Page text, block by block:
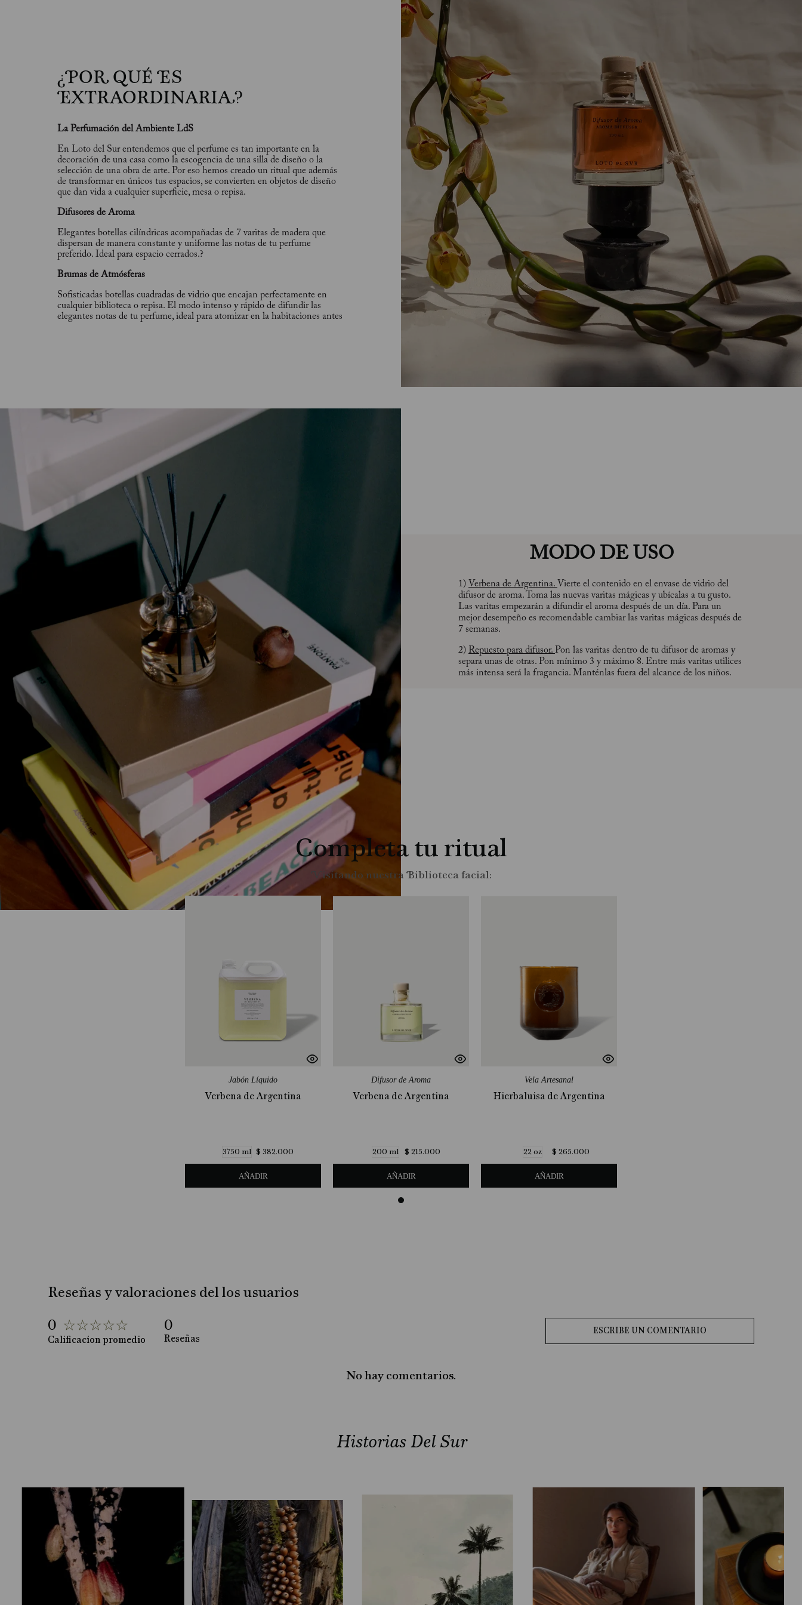
¿POR QUÉ ES
EXTRAORDINARIA?
La Perfumación del Ambiente LdS
En Loto del Sur entendemos que el perfume es tan importante en la
decoración de una casa como la escogencia de una silla de diseño o la
selección de una obra de arte. Por eso hemos creado un ritual que además
de transformar en únicos tus espacios, se convierten en objetos de diseño
que dan vida a cualquier superficie, mesa o repisa.
Difusores de Aroma
Elegantes botellas cilíndricas acompañadas de 7 varitas de madera que
dispersan de manera constante y uniforme las notas de tu perfume
preferido. Ideal para espacio cerrados.?
Brumas de Atmósferas
Sofisticadas botellas cuadradas de vidrio que encajan perfectamente en
cualquier biblioteca o repisa. El modo intenso y rápido de difundir las
elegantes notas de tu perfume, ideal para atomizar en la habitaciones antes
Velas Artesanales y disfruta de la delicada llama en compañía de tu familia
y amigos o en momento de recogimiento y calma contigo mismo.
MODO DE USO
1) Verbena de Argentina. Vierte el contenido en el envase de vidrio del
difusor de aroma. Toma las nuevas varitas mágicas y ubícalas a tu gusto.
Las varitas empezarán a difundir el aroma después de un día. Para un
mejor desempeño es recomendable cambiar las varitas mágicas después de
7 semanas.
2) Repuesto para difusor. Pon las varitas dentro de tu difusor de aromas y
separa unas de otras. Pon mínimo 3 y máximo 8. Entre más varitas utilices
más intensa será la fragancia. Manténlas fuera del alcance de los niños.
Completa tu ritual
Jabón Líquido
Verbena de Argentina
3750 ml $ 382.000
AÑADIR
Difusor de Aroma
Verbena de Argentina
200 ml $ 215.000
AÑADIR
Vela Artesanal
Hierbaluisa de Argentina
22 oz $ 265.000
AÑADIR
Reseñas y valoraciones del los usuarios
☆☆☆☆☆
0 0
No hay comentarios.
Historias Del Sur